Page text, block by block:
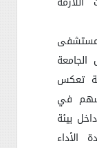
تعكس
في
بيئة
الأداء